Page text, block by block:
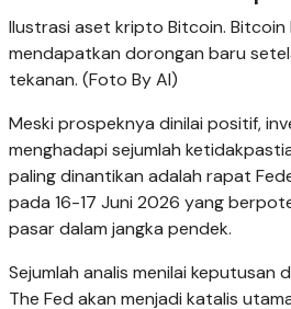
Ilustrasi aset kripto Bitcoin. Bitcoin
mendapatkan dorongan baru
tekanan. (Foto By AI)
Meski prospeknya dinilai positif,
menghadapi sejumlah
paling dinantikan adalah rapat
pada 16-17 Juni 2026 yang
pasar dalam jangka pendek.
Sejumlah analis menilai keputusan
The Fed akan menjadi katalis